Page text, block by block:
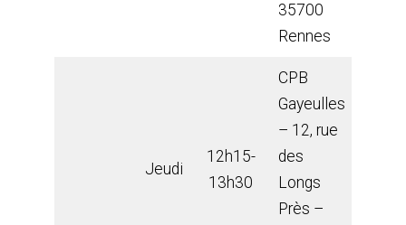
35700
Rennes
Jeudi
12h15-
13h30
CPB
Gayeulles
– 12, rue
des
Longs
Près –